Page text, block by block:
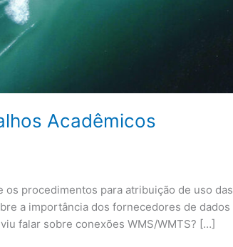
Acadêmicos
procedimentos para atribuição de uso das
a importância dos fornecedores de dados
falar sobre conexões WMS/WMTS? […]